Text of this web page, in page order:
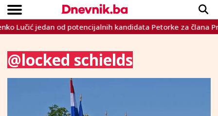
VIJESTI
SPORT
INTERVIEW
TEME
CRNA KRONIKA
LIFESTYLE
Copyright © Dnevnik.ba 2023.
Lučić jedan od potencijalnih kandidata Petorke za člana
@locked schields